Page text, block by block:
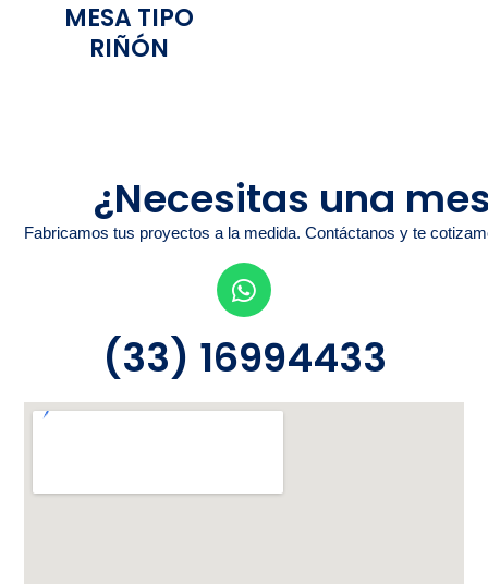
MESA TIPO
RIÑÓN
¿Necesitas una
Fabricamos tus proyectos a la medida. Contáctanos y te
(33) 16994433